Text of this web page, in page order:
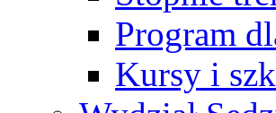
Program
Kursy i